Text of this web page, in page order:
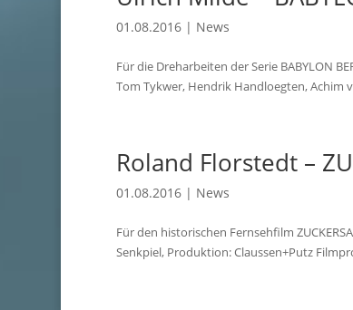
01.08.2016| News
Für die Dreharbeiten der Serie BABYLON
Tom Tykwer, Hendrik Handloegten, Achim
Roland Florstedt –
01.08.2016| News
Für den historischen Fernsehfilm
Senkpiel, Produktion: Claussen+Putz